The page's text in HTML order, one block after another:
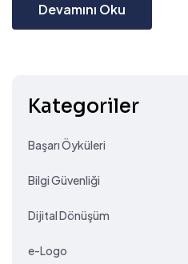
Devamını Oku
Kategoriler
Başarı Öyküleri
Bilgi Güvenliği
Dijital Dönüşüm
e-Logo